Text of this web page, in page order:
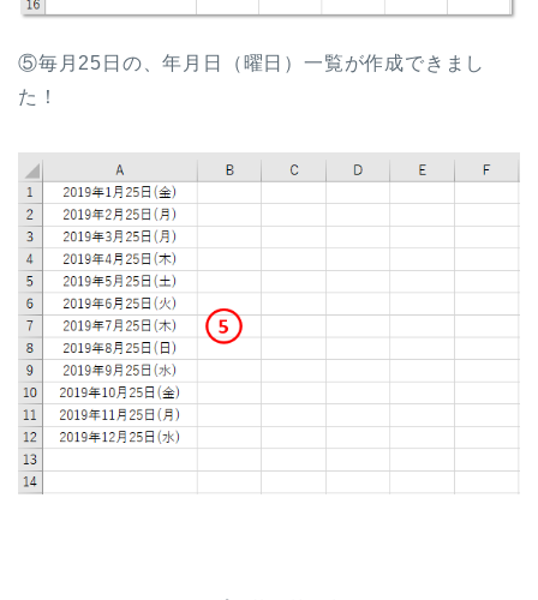
⑤毎月25日の、年月日（曜日）一覧が作成できまし
た！